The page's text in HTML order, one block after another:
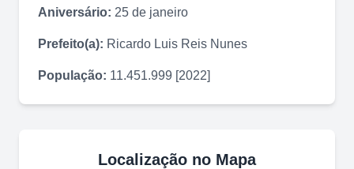
Aniversário: 25 de janeiro
Prefeito(a): Ricardo Luis Reis Nunes
População: 11.451.999 [2022]
Localização no Mapa